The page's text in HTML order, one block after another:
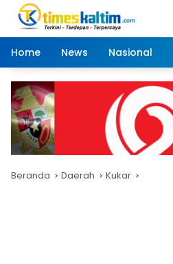
Home News Nasional
Beranda Daerah Kukar